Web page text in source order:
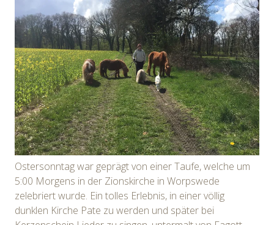
Ostersonntag war geprägt von einer Taufe, welche um
5:00 Morgens in der Zionskirche in Worpswede
zelebriert wurde. Ein tolles Erlebnis, in einer völlig
dunklen Kirche Pate zu werden und später bei